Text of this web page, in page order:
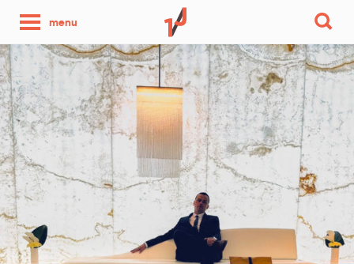
menu
photo
par
jour